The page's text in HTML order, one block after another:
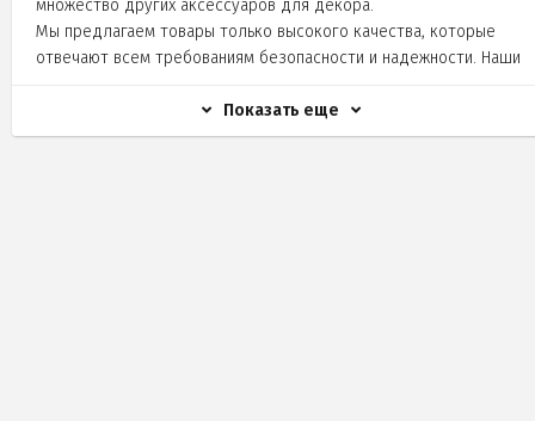
множество других аксессуаров для декора.
Мы предлагаем товары только высокого качества, которые
отвечают всем требованиям безопасности и надежности. Наши
требуют частой замены лампочек или батареек.
Для удобства наших клиентов мы также предлагаем крепления
Показать еще